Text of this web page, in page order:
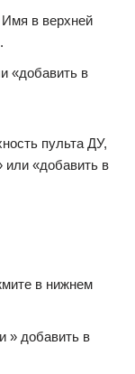
в верхней
«добавить в
пульта ДУ,
или «добавить в
в нижнем
» добавить в